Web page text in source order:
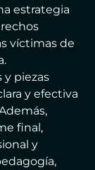
estrategia
víctimas de
y piezas
y efectiva
final,
y